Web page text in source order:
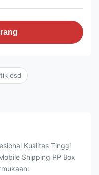
esd
Kualitas Tinggi
Shipping PP Box